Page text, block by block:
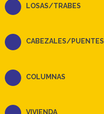
LOSAS/TRABES
CABEZALES/PUENTES
COLUMNAS
VIVIENDA